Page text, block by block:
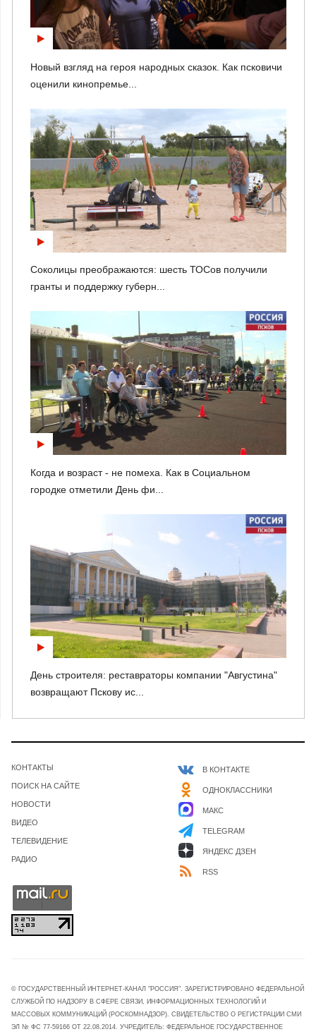
Новый взгляд на героя народных сказок. Как псковичи
оценили кинопремье...
Соколицы преображаются: шесть ТОСов получили
гранты и поддержку губерн...
Когда и возраст - не помеха. Как в Социальном
городке отметили День фи...
День строителя: реставраторы компании "Августина"
возвращают Пскову ис...
КОНТАКТЫ
ПОИСК НА САЙТЕ
НОВОСТИ
ВИДЕО
ТЕЛЕВИДЕНИЕ
РАДИО
В КОНТАКТЕ
ОДНОКЛАССНИКИ
МАКС
TELEGRAM
ЯНДЕКС ДЗЕН
RSS
© ГОСУДАРСТВЕННЫЙ ИНТЕРНЕТ-КАНАЛ "РОССИЯ". ЗАРЕГИСТРИРОВАНО ФЕДЕРАЛЬНОЙ
СЛУЖБОЙ ПО НАДЗОРУ В СФЕРЕ СВЯЗИ, ИНФОРМАЦИОННЫХ ТЕХНОЛОГИЙ И
МАССОВЫХ КОММУНИКАЦИЙ (РОСКОМНАДЗОР). СВИДЕТЕЛЬСТВО О РЕГИСТРАЦИИ СМИ
ЭЛ № ФС 77-59166 ОТ 22.08.2014. УЧРЕДИТЕЛЬ: ФЕДЕРАЛЬНОЕ ГОСУДАРСТВЕННОЕ